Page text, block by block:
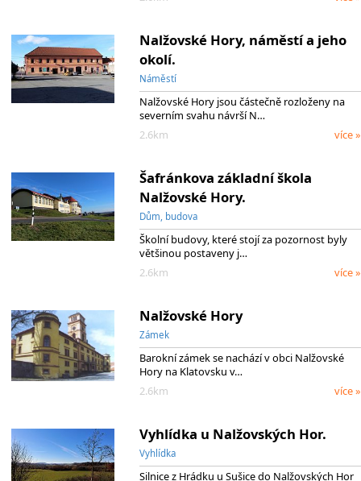
Nalžovské Hory, náměstí a jeho
okolí.
Náměstí
Nalžovské Hory jsou částečně rozloženy na
severním svahu návrší N…
2.6km
více »
Šafránkova základní škola
Nalžovské Hory.
Dům, budova
Školní budovy, které stojí za pozornost byly
většinou postaveny j…
2.6km
více »
Nalžovské Hory
Zámek
Barokní zámek se nachází v obci Nalžovské
Hory na Klatovsku v…
2.6km
více »
Vyhlídka u Nalžovských Hor.
Vyhlídka
Silnice z Hrádku u Sušice do Nalžovských Hor